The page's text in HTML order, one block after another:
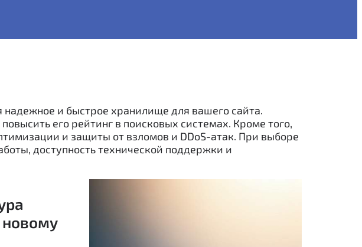
надежное и быстрое хранилище для вашего сайта.
его рейтинг в поисковых системах. Кроме того,
и защиты от взломов и DDoS-атак. При выборе
доступность технической поддержки и
новому